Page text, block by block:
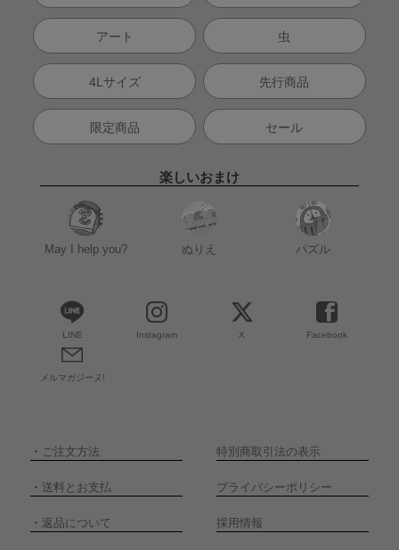
アート 虫
4Lサイズ 先行商品
限定商品 セール
楽しいおまけ
May I help you? ぬりえ パズル
LINE Instagram X Facebook
メルマガジーヌ!
・ ご注文方法 特別商取引法の表示
・ 送料とお支払 プライバシーポリシー
・ 返品について 採用情報